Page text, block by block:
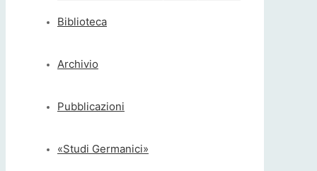
Biblioteca
Archivio
Pubblicazioni
«Studi Germanici»